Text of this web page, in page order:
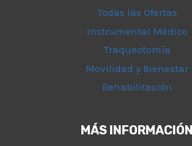
Todas las Ofertas
Instrumental Médico
Traqueotomía
Movilidad y Bienestar
Rehabilitación
MÁS INFORMACIÓN